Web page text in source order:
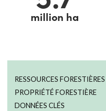
million ha
RESSOURCES FORESTIÈRES
PROPRIÉTÉ FORESTIÈRE
DONNÉES CLÉS